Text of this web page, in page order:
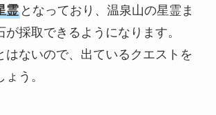
霊となっており、温泉山の星霊ま
が採取できるようになります。
はないので、出ているクエストを
う。